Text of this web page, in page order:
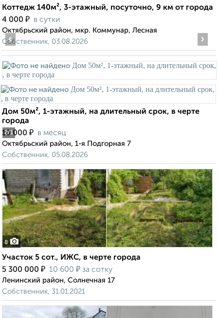
Коттедж 140м², 3-этажный, посуточно, 9 км от города
4 000 ₽ в сутки
Октябрьский район, мкр. Коммунар, Лесная
Собственник, 03.08.2026
2/1
‹ ›
Дом 50м², 1-этажный, на длительный срок, в черте
города
10 000 ₽ в месяц
Октябрьский район, 1-я Подгорная 7
Собственник, 05.08.2026
8
Участок 5 сот., ИЖС, в черте города
5 300 000 ₽ 10 600 ₽ за сотку
Ленинский район, Солнечная 17
Собственник, 31.01.2021